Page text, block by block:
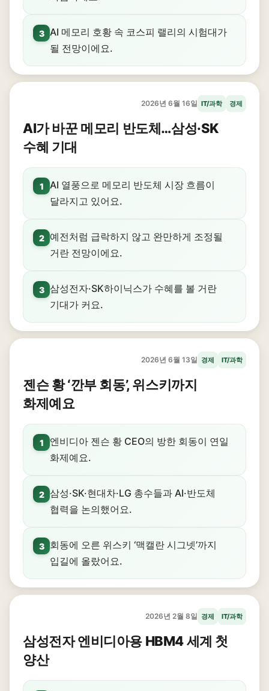
3 AI 메모리 호황 속 코스피 랠리의 시험대가
될 전망이에요.
2026년 6월 16일 IT/과학 경제
AI가 바꾼 메모리 반도체…삼성·SK
수혜 기대
1
AI 열풍으로 메모리 반도체 시장 흐름이
달라지고 있어요.
2
예전처럼 급락하지 않고 완만하게 조정될
거란 전망이에요.
3 삼성전자·SK하이닉스가 수혜를 볼 거란
기대가 커요.
2026년 6월 13일 경제 IT/과학
젠슨 황 ‘깐부 회동’, 위스키까지
화제예요
1
엔비디아 젠슨 황 CEO의 방한 회동이 연일
화제예요.
2 삼성·SK·현대차·LG 총수들과 AI·반도체
협력을 논의했어요.
3
회동에 오른 위스키 ‘맥캘란 시그넷’까지
입길에 올랐어요.
2026년 2월 8일 경제 IT/과학
삼성전자 엔비디아용 HBM4 세계 첫
양산